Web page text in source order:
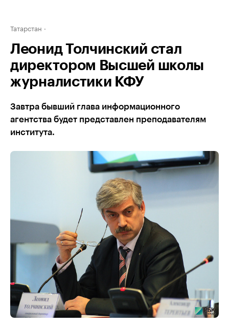
Татарстан
Леонид Толчинский стал
директором Высшей школы
журналистики КФУ
Завтра бывший глава информационного
агентства будет представлен преподавателям
института.